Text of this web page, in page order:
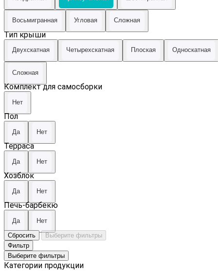
Восьмигранная Угловая Сложная
Тип крыши
Двухскатная Четырехскатная Плоская Односкатная
Сложная
Комплект для самосборки
Нет
Пол
Да Нет
Терраса
Да Нет
Хозблок
Да Нет
Печь-барбекю
Да Нет
Сбросить
Выберите фильтры
Фильтр
Выберите фильтры
Категории продукции